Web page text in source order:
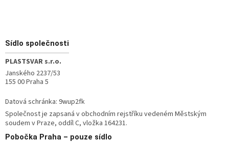
Sídlo společnosti
PLASTSVAR s.r.o.
Janského 2237/53
155 00 Praha 5
Datová schránka: 9wup2fk
Společnost je zapsaná v obchodním rejstříku vedeném Městským
soudem v Praze, oddíl C, vložka 164231.
Pobočka Praha – pouze sídlo